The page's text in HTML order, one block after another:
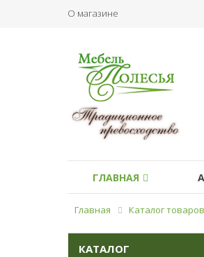
О магазине
ГЛАВНАЯ
Главная Каталог товаров
КАТАЛОГ